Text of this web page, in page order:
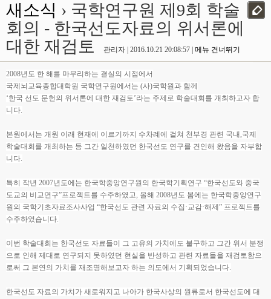
새소식 › 국학연구원 제9회 학술
회의 - 한국선도자료의 위서론에
대한 재검토
관리자 | 2016.10.21 20:08:57 | 메뉴 건너뛰기
2008년도 한 해를 마무리하는 결실의 시점에서
국제뇌교육종합대학원 국학연구원에서는 (사)국학원과 함께
‘한국 선도 문헌의 위서론에 대한 재검토’라는 주제로 학술대회를 개최하고자 합
니다.
본원에서는 개원 이래 현재에 이르기까지 수차례에 걸쳐 천부경 관련 국내,국제
학술대회를 개최하는 등 그간 일천하였던 한국선도 연구를 견인해 왔음을 자부합
니다.
특히 작년 2007년도에는 한국학중앙연구원의 한국학기획연구 “한국선도와 중국
도교의 비교연구”프로젝트를 수주하였고, 올해 2008년도 봄에는 한국학중앙연구
원의 국학기초자료조사사업 “한국선도 관련 자료의 수집·교감·해제” 프로젝트를
수주하였습니다.
이번 학술대회는 한국선도 자료들이 그 고유의 가치에도 불구하고 그간 위서 분쟁
으로 인해 제대로 연구되지 못하였던 현실을 반성하고 관련 자료들을 재검토함으
로써 그 본연의 가치를 재조명해보고자 하는 의도에서 기획되었습니다.
한국선도 자료의 가치가 새로워지고 나아가 한국사상의 원류로서 한국선도에 대